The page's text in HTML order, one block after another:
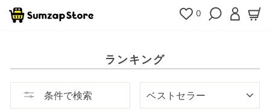
0 検索 ログ
ランキング
条件で検索
ー